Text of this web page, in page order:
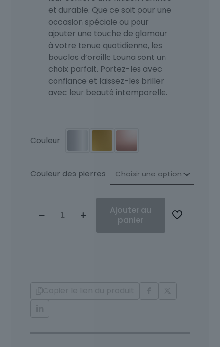
et durable. Que ce soit pour une
occasion spéciale ou pour
ajouter une touche de glamour
à votre tenue quotidienne, les
boucles d’oreille Louna sont un
choix parfait. Portez-les avec
confiance et laissez-les briller
avec leur beauté intemporelle.
Couleur
Couleur des pierres
Boucles
Ajouter au
panier